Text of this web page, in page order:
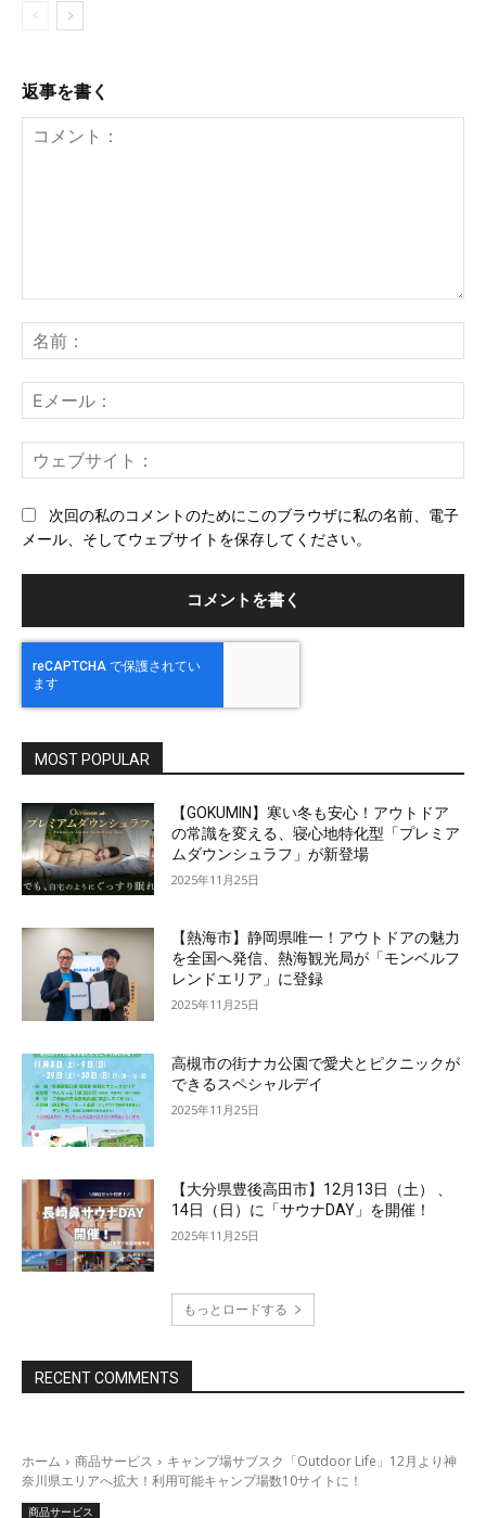
返事を書く
ン
ト：
前
メ
ー
ェ
次回の私のコメントのためにこのブラウザに私の名前、電子
メール、そしてウェブサイトを保存してください。
MOST POPULAR
【GOKUMIN】寒い冬も安心！アウトドア
の常識を変える、寝心地特化型「プレミア
ムダウンシュラフ」が新登場
2025年11月25日
【熱海市】静岡県唯一！アウトドアの魅力
を全国へ発信、熱海観光局が「モンベルフ
レンドエリア」に登録
2025年11月25日
高槻市の街ナカ公園で愛犬とピクニックが
できるスペシャルデイ
2025年11月25日
【大分県豊後高田市】12月13日（土） 、
14日（日）に「サウナDAY」を開催！
2025年11月25日
もっとロードする
RECENT COMMENTS